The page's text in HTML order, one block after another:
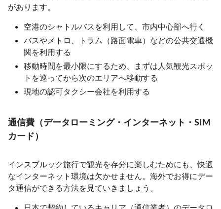
があります。
空港のシャトルバスを利用して、市内中心部へ行く
バスやメトロ、トラム（路面電車）などの公共交通機
関を利用する
移動時間を最小限にするため、まずは人気観光スポッ
トを巡ってから次のエリアへ移動する
現地の認可タクシー会社を利用する
通信費（データローミング・インターネット・SIM
カード）
インスブルック旅行で観光を存分に楽しむためにも、快適
なインターネット環境は欠かせません。海外でお得にデー
タ通信ができる方法を見ていきましょう。
日本で契約しているキャリア（通信業者）のデータロ